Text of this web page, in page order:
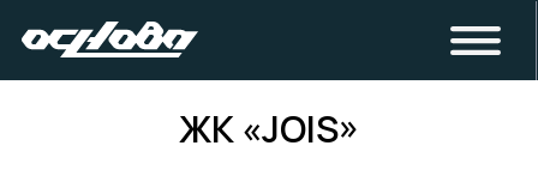
ЖК «JOIS»